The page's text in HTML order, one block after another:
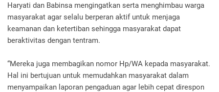
Haryati dan Babinsa mengingatkan serta menghimbau warga
masyarakat agar selalu berperan aktif untuk menjaga
keamanan dan ketertiban sehingga masyarakat dapat
beraktivitas dengan tentram.
“Mereka juga membagikan nomor Hp/WA kepada masyarakat.
Hal ini bertujuan untuk memudahkan masyarakat dalam
menyampaikan laporan pengaduan agar lebih cepat direspon